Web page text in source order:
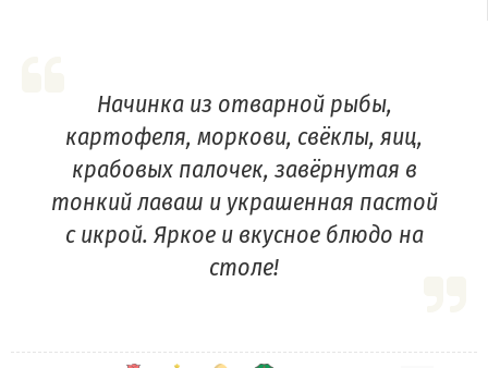
Начинка из отварной рыбы,
картофеля, моркови, свёклы, яиц,
крабовых палочек, завёрнутая в
тонкий лаваш и украшенная пастой
с икрой. Яркое и вкусное блюдо на
столе!